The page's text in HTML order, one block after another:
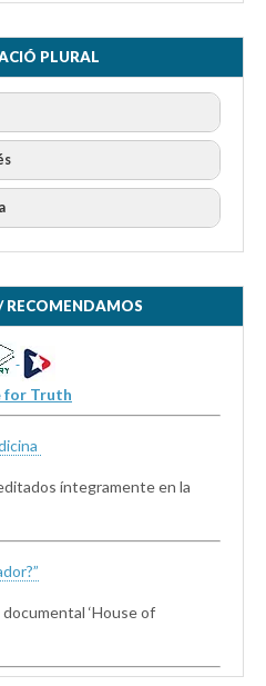
PLURAL
RECOMENDAMOS
for Truth
íntegramente en la
‘House of